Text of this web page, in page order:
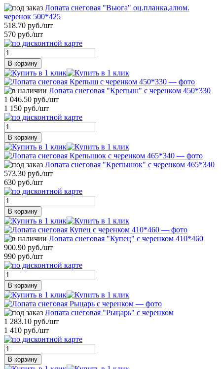
Лопата снеговая "Вьюга" оц.планка,алюм.
черенок 500*425
518.70 руб./шт
570 руб./шт
В корзину
Лопата снеговая "Крепыш" с черенком 450*330
1 046.50 руб./шт
1 150 руб./шт
В корзину
Лопата снеговая "Крепышок" с черенком 465*340
573.30 руб./шт
630 руб./шт
В корзину
Лопата снеговая "Купец" с черенком 410*460
900.90 руб./шт
990 руб./шт
В корзину
Лопата снеговая "Рыцарь" с черенком
1 283.10 руб./шт
1 410 руб./шт
В корзину